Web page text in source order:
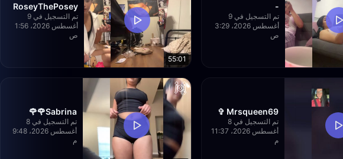
-
تم التسجيل في 9
أغسطس 2026، 3:29
ص
55:01
RoseyThePosey
تم التسجيل في 9
أغسطس 2026، 1:56
ص
Mrsqueen69 ✞
تم التسجيل في 8
أغسطس 2026، 11:37
م
Sabrina🌹🌹
تم التسجيل في 8
أغسطس 2026، 9:48
م